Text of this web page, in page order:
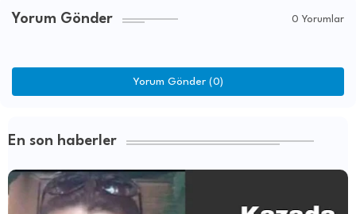
Yorum Gönder 0 Yorumlar
Yorum Gönder (0)
En son haberler